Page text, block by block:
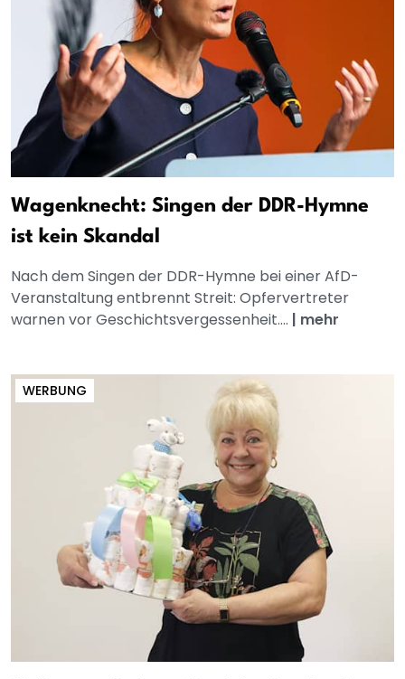
Wagenknecht: Singen der DDR-Hymne
ist kein Skandal
Nach dem Singen der DDR-Hymne bei einer AfD-
Veranstaltung entbrennt Streit: Opfervertreter
warnen vor Geschichtsvergessenheit.... | mehr
WERBUNG